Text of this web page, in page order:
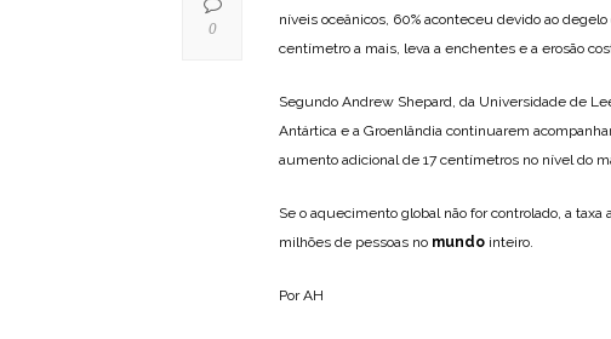
níveis oceânicos, 60% aconteceu devido ao
centímetro a mais, leva a enchentes e a erosão
Segundo Andrew Shepard, da Universidade de
Antártica e a Groenlândia continuarem
aumento adicional de 17 centímetros no nível do
Se o aquecimento global não for controlado, a
milhões de pessoas no mundo inteiro.
Por AH
0